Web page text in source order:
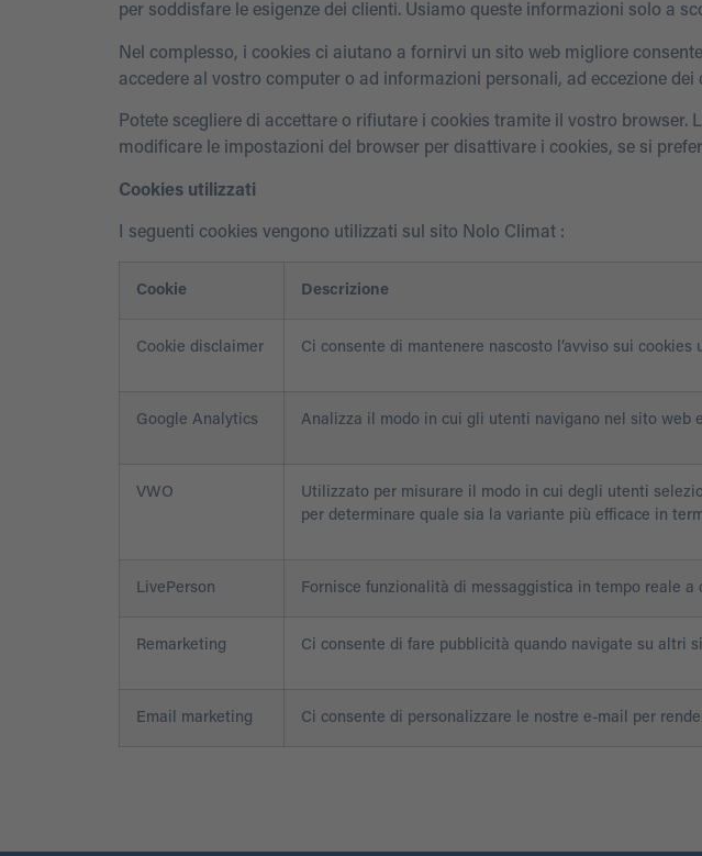
per soddisfare le esigenze dei clienti. Usiamo queste informazioni solo a
Nel complesso, i cookies ci aiutano a fornirvi un sito web migliore
accedere al vostro computer o ad informazioni personali, ad eccezione
Potete scegliere di accettare o rifiutare i cookies tramite il vostro
modificare le impostazioni del browser per disattivare i cookies, se si
Cookies utilizzati
I seguenti cookies vengono utilizzati sul sito Nolo Climat :
Cookie Descrizione
Cookie disclaimer Ci consente di mantenere nascosto l’avviso sui cookies
Google Analytics Analizza il modo in cui gli utenti navigano nel sito web
VWO
Utilizzato per misurare il modo in cui degli utenti
per determinare quale sia la variante più efficace in
LivePerson Fornisce funzionalità di messaggistica in tempo reale
Remarketing Ci consente di fare pubblicità quando navigate su altri
Email marketing Ci consente di personalizzare le nostre e-mail per